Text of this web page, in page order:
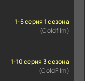
1-5 серия 1 сезона
(Coldfilm)
1-10 серия 3 сезона
(ColdFilm)